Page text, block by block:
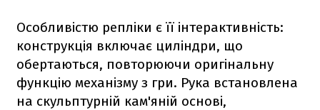
Особливістю репліки є її інтерактивність:
конструкція включає циліндри, що
обертаються, повторюючи оригінальну
функцію механізму з гри. Рука встановлена
на скульптурній кам'яній основі,